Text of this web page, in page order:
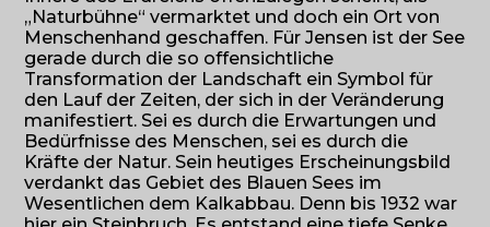
„Naturbühne“ vermarktet und doch ein Ort von
Menschenhand geschaffen. Für Jensen ist der See
gerade durch die so offensichtliche
Transformation der Landschaft ein Symbol für
den Lauf der Zeiten, der sich in der Veränderung
manifestiert. Sei es durch die Erwartungen und
Bedürfnisse des Menschen, sei es durch die
Kräfte der Natur. Sein heutiges Erscheinungsbild
verdankt das Gebiet des Blauen Sees im
Wesentlichen dem Kalkabbau. Denn bis 1932 war